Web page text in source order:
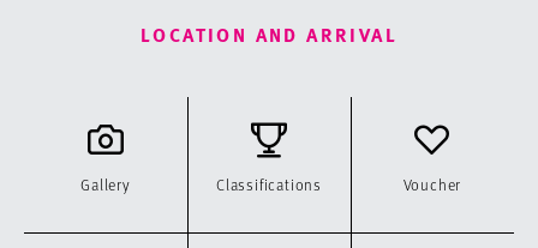
LOCATION AND ARRIVAL
Gallery Classifications Voucher